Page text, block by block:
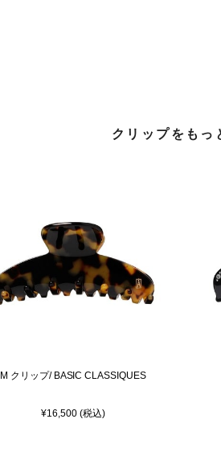
クリップをもっ
M クリップ/ BASIC CLASSIQUES
¥16,500 (税込)